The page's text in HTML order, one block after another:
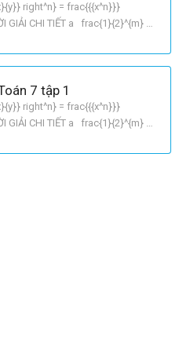
right^n} = frac{{{x^n}}}
GIẢI CHI TIẾT a frac{1}{2}^{m} =
= frac{7}
7 tập 1
right^n} = frac{{{x^n}}}
GIẢI CHI TIẾT a frac{1}{2}^{m} =
= frac{7}